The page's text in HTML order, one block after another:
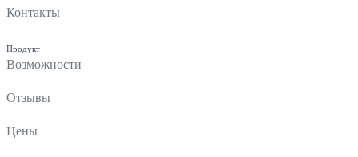
Контакты
Продукт
Возможности
Отзывы
Цены